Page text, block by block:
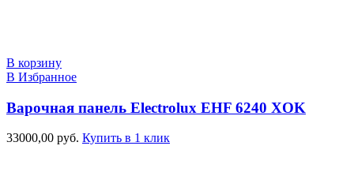
В корзину
В Избранное
Варочная панель Electrolux EHF 6240 XOK
33000,00 руб. Купить в 1 клик